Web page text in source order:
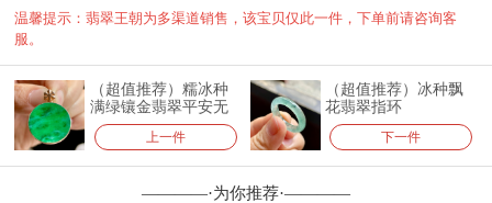
温馨提示：翡翠王朝为多渠道销售，该宝贝仅此一件，下单前请咨询客
服。
（超值推荐）糯冰种
满绿镶金翡翠平安无
事牌挂件
上一件
（超值推荐）冰种飘
花翡翠指环
下一件
————·为你推荐·————